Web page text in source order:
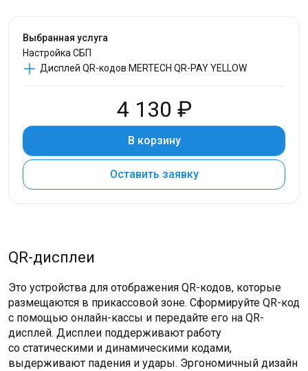
Выбранная услуга
Настройка СБП
Дисплей QR-кодов MERTECH QR-PAY YELLOW
4 130 ₽
В корзину
Оставить заявку
QR-дисплеи
Это устройства для отображения QR-кодов, которые
размещаются в прикассовой зоне. Сформируйте QR-код
с помощью онлайн-кассы и передайте его на QR-
дисплей. Дисплеи поддерживают работу
со статическими и динамическими кодами,
выдерживают падения и удары. Эргономичный дизайн